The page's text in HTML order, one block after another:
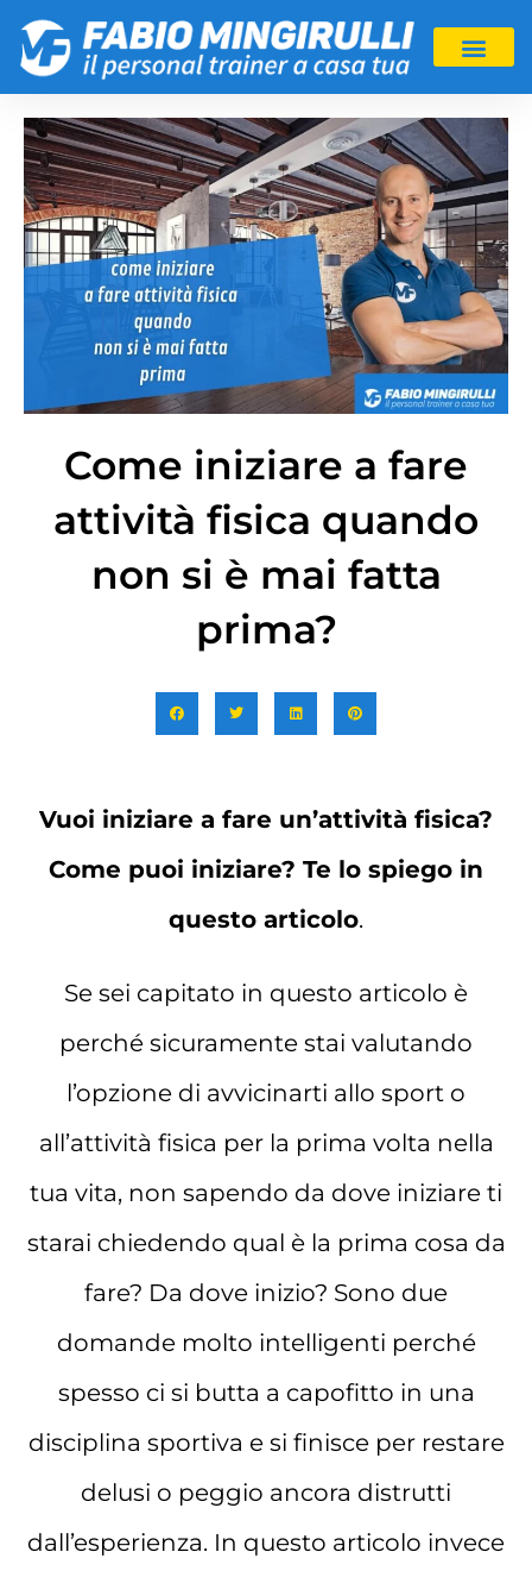
Come iniziare a fare
attività fisica quando
non si è mai fatta
prima?
Vuoi iniziare a fare un’attività fisica?
Come puoi iniziare? Te lo spiego in
questo articolo.
Se sei capitato in questo articolo è
perché sicuramente stai valutando
l’opzione di avvicinarti allo sport o
all’attività fisica per la prima volta nella
tua vita, non sapendo da dove iniziare ti
starai chiedendo qual è la prima cosa da
fare? Da dove inizio? Sono due
domande molto intelligenti perché
spesso ci si butta a capofitto in una
disciplina sportiva e si finisce per restare
delusi o peggio ancora distrutti
dall’esperienza. In questo articolo invece